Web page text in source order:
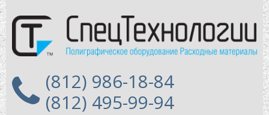
(812) 986-18-84
(812) 495-99-94